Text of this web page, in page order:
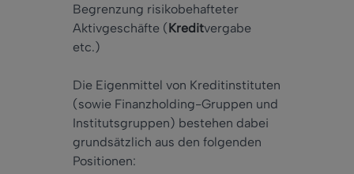
Begrenzung risikobehafteter
Aktivgeschäfte ( Kreditvergabe
etc.)
Die Eigenmittel von Kreditinstituten
(sowie Finanzholding-Gruppen und
Institutsgruppen) bestehen dabei
grundsätzlich aus den folgenden
Positionen: